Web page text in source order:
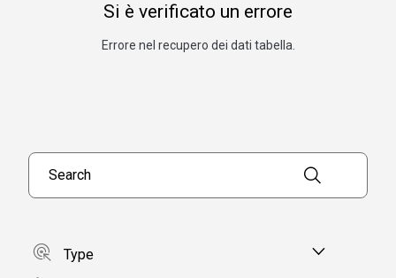
Search products
Type
Si è verificato un errore
Errore nel recupero dei dati tabella.